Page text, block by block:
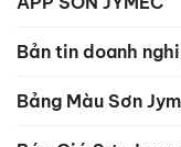
Bản tin doanh
Bảng Màu Sơn